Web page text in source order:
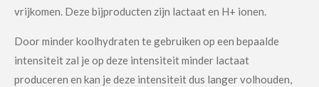
vrijkomen. Deze bijproducten zijn lactaat en H+ ionen.
Door minder koolhydraten te gebruiken op een bepaalde
intensiteit zal je op deze intensiteit minder lactaat
produceren en kan je deze intensiteit dus langer volhouden,